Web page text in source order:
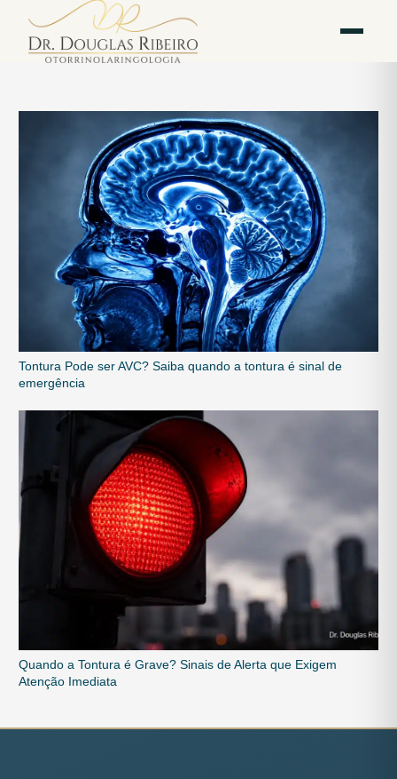
Mariana
Av. Paulista — Bela
Vista
Tontura Pode ser AVC? Saiba quando a tontura é sinal de
emergência
Quando a Tontura é Grave? Sinais de Alerta que Exigem
Atenção Imediata